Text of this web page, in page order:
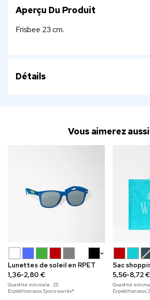
Aperçu Du Produit
Frisbee 23 cm.
Détails
Vous aimerez aussi
Lunettes de soleil en RPET
1,36-2,80 €
Quantité minimale :25
Expédition sous 3 jours ouvrés*
Sac
5,56-8,72 €
Quantité
Expédition sous